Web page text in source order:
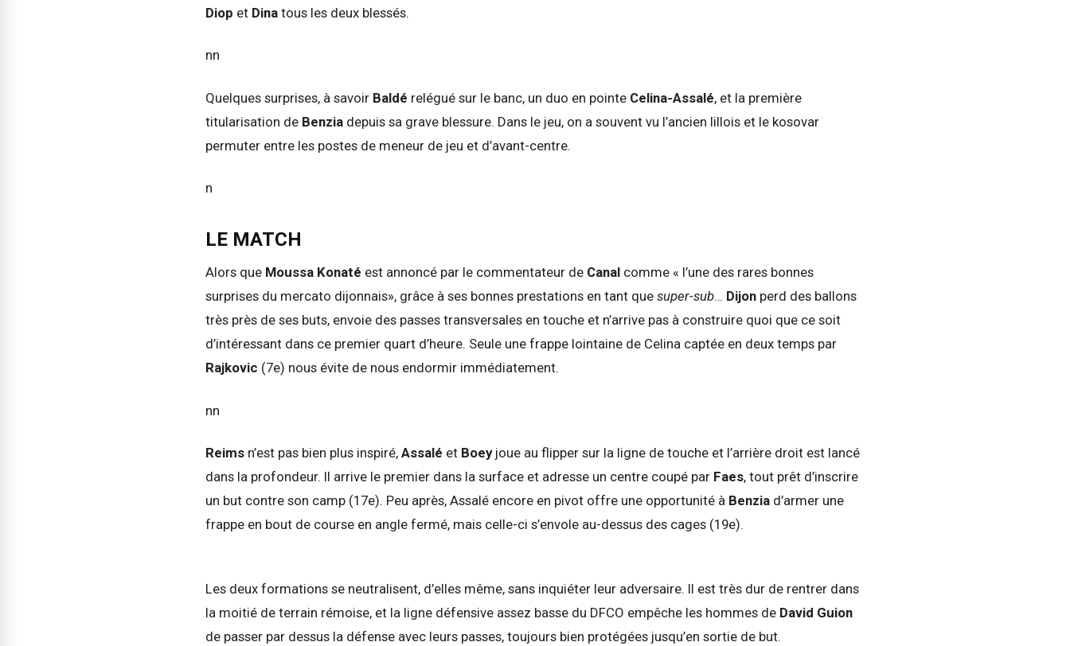
Diop et Dina tous les deux blessés.
nn
Quelques surprises, à savoir Baldé relégué sur le banc, un duo en pointe Celina-Assalé, et la première
titularisation de Benzia depuis sa grave blessure. Dans le jeu, on a souvent vu l’ancien lillois et le kosovar
permuter entre les postes de meneur de jeu et d’avant-centre.
n
LE MATCH
Alors que Moussa Konaté est annoncé par le commentateur de Canal comme « l’une des rares bonnes
surprises du mercato dijonnais», grâce à ses bonnes prestations en tant que super-sub… Dijon perd des ballons
très près de ses buts, envoie des passes transversales en touche et n’arrive pas à construire quoi que ce soit
d’intéressant dans ce premier quart d’heure. Seule une frappe lointaine de Celina captée en deux temps par
Rajkovic (7e) nous évite de nous endormir immédiatement.
nn
Reims n’est pas bien plus inspiré, Assalé et Boey joue au flipper sur la ligne de touche et l’arrière droit est lancé
dans la profondeur. Il arrive le premier dans la surface et adresse un centre coupé par Faes, tout prêt d’inscrire
un but contre son camp (17e). Peu après, Assalé encore en pivot offre une opportunité à Benzia d’armer une
frappe en bout de course en angle fermé, mais celle-ci s’envole au-dessus des cages (19e).
Les deux formations se neutralisent, d’elles même, sans inquiéter leur adversaire. Il est très dur de rentrer dans
la moitié de terrain rémoise, et la ligne défensive assez basse du DFCO empêche les hommes de David Guion
de passer par dessus la défense avec leurs passes, toujours bien protégées jusqu’en sortie de but.